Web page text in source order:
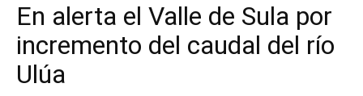
En alerta el Valle de Sula por
incremento del caudal del río
Ulúa